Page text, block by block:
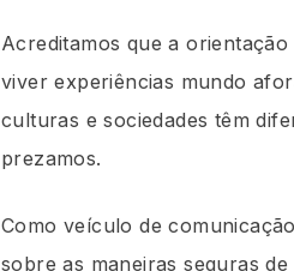
Acreditamos que a
viver experiências mundo
culturas e sociedades têm
prezamos.
Como veículo de
sobre as maneiras seguras